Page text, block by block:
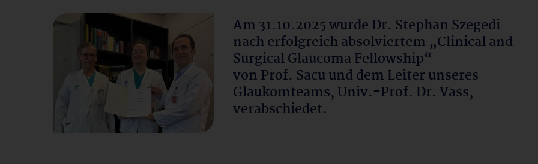
Am 31.10.2025 wurde Dr. Stephan Szegedi
nach erfolgreich absolviertem „Clinical and
Surgical Glaucoma Fellowship“
von Prof. Sacu und dem Leiter unseres
Glaukomteams, Univ.-Prof. Dr. Vass,
verabschiedet.